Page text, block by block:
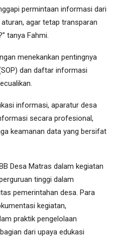
permintaan informasi dari
agar tetap transparan
tanya Fahmi.
menekankan pentingnya
dan daftar informasi
informasi, aparatur desa
secara profesional,
keamanan data yang bersifat
Desa Matras dalam kegiatan
tinggi dalam
pemerintahan desa. Para
kegiatan,
praktik pengelolaan
dari upaya edukasi